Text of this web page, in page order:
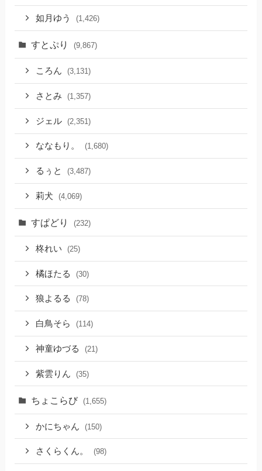
如月ゆう (1,426)
すとぷり (9,867)
ころん (3,131)
さとみ (1,357)
ジェル (2,351)
ななもり。 (1,680)
るぅと (3,487)
莉犬 (4,069)
すぱどり (232)
柊れい (25)
橘ほたる (30)
狼よるる (78)
白鳥そら (114)
神童ゆづる (21)
紫雲りん (35)
ちょこらび (1,655)
かにちゃん (150)
さくらくん。 (98)